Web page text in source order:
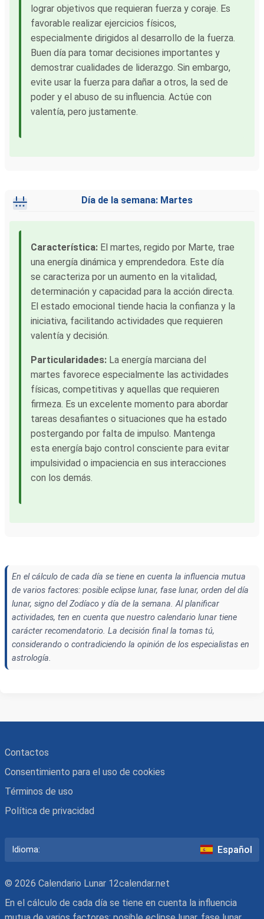
lograr objetivos que requieran fuerza y coraje. Es
favorable realizar ejercicios físicos,
especialmente dirigidos al desarrollo de la fuerza.
Buen día para tomar decisiones importantes y
demostrar cualidades de liderazgo. Sin embargo,
evite usar la fuerza para dañar a otros, la sed de
poder y el abuso de su influencia. Actúe con
valentía, pero justamente.
Día de la semana: Martes
Característica: El martes, regido por Marte, trae
una energía dinámica y emprendedora. Este día
se caracteriza por un aumento en la vitalidad,
determinación y capacidad para la acción directa.
El estado emocional tiende hacia la confianza y la
iniciativa, facilitando actividades que requieren
valentía y decisión.
Particularidades: La energía marciana del
martes favorece especialmente las actividades
físicas, competitivas y aquellas que requieren
firmeza. Es un excelente momento para abordar
tareas desafiantes o situaciones que ha estado
postergando por falta de impulso. Mantenga
esta energía bajo control consciente para evitar
impulsividad o impaciencia en sus interacciones
con los demás.
En el cálculo de cada día se tiene en cuenta la influencia mutua
de varios factores: posible eclipse lunar, fase lunar, orden del día
lunar, signo del Zodíaco y día de la semana. Al planificar
actividades, ten en cuenta que nuestro calendario lunar tiene
carácter recomendatorio. La decisión final la tomas tú,
considerando o contradiciendo la opinión de los especialistas en
astrología.
Contactos
Consentimiento para el uso de cookies
Términos de uso
Política de privacidad
Idioma: Español
© 2026 Calendario Lunar 12calendar.net
En el cálculo de cada día se tiene en cuenta la influencia